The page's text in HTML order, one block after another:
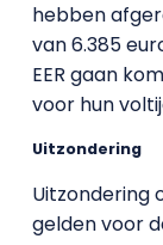
hebben
van 6.385
EER gaan
voor hun
Uitzondering
Uitzondering
gelden voor